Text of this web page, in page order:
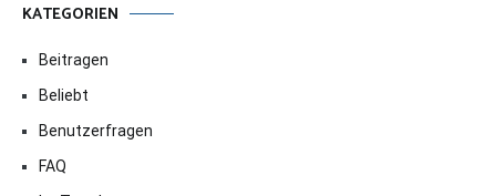
KATEGORIEN
Beitragen
Beliebt
Benutzerfragen
FAQ